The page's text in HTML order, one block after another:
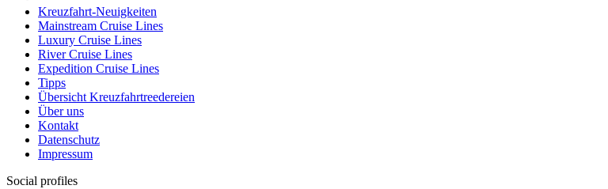
Kreuzfahrt-Neuigkeiten
Mainstream Cruise Lines
Luxury Cruise Lines
River Cruise Lines
Expedition Cruise Lines
Tipps
Übersicht Kreuzfahrtreedereien
Über uns
Kontakt
Datenschutz
Impressum
Social profiles